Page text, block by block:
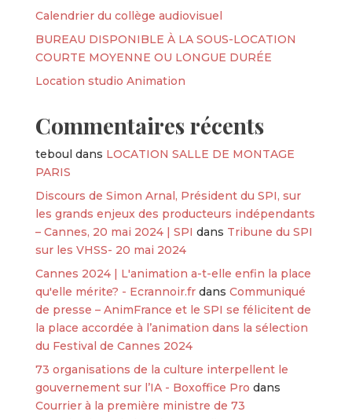
Calendrier du collège audiovisuel
BUREAU DISPONIBLE À LA SOUS-LOCATION
COURTE MOYENNE OU LONGUE DURÉE
Location studio Animation
Commentaires récents
teboul dans LOCATION SALLE DE MONTAGE
PARIS
Discours de Simon Arnal, Président du SPI, sur
les grands enjeux des producteurs indépendants
– Cannes, 20 mai 2024 | SPI dans Tribune du SPI
sur les VHSS- 20 mai 2024
Cannes 2024 | L'animation a-t-elle enfin la place
qu'elle mérite? - Ecrannoir.frdans Communiqué
de presse – AnimFrance et le SPI se félicitent de
la place accordée à l’animation dans la sélection
du Festival de Cannes 2024
73 organisations de la culture interpellent le
gouvernement sur l’IA - Boxoffice Pro dans
Courrier à la première ministre de 73